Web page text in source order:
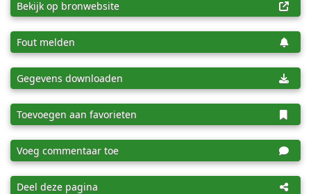
Bekijk op bronwebsite
Fout melden
Gegevens downloaden
Toevoegen aan favorieten
Voeg commentaar toe
Deel deze pagina